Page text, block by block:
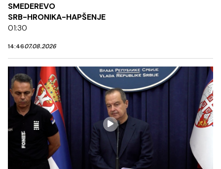
SMEDEREVO
SRB-HRONIKA-HAPŠENJE
01:30
14:4607.08.2026